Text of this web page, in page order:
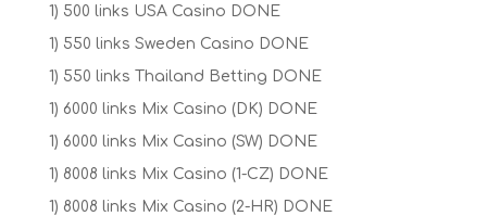
1) 500 links USA Casino DONE
1) 550 links Sweden Casino DONE
1) 550 links Thailand Betting DONE
1) 6000 links Mix Casino (DK) DONE
1) 6000 links Mix Casino (SW) DONE
1) 8008 links Mix Casino (1-CZ) DONE
1) 8008 links Mix Casino (2-HR) DONE